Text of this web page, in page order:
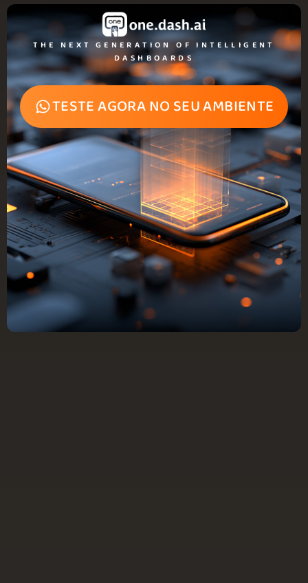
THE NEXT GENERATION OF INTELLIGENT
DASHBOARDS
TESTE AGORA NO SEU AMBIENTE